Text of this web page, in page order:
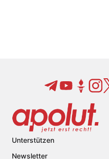
Unterstützen
Newsletter